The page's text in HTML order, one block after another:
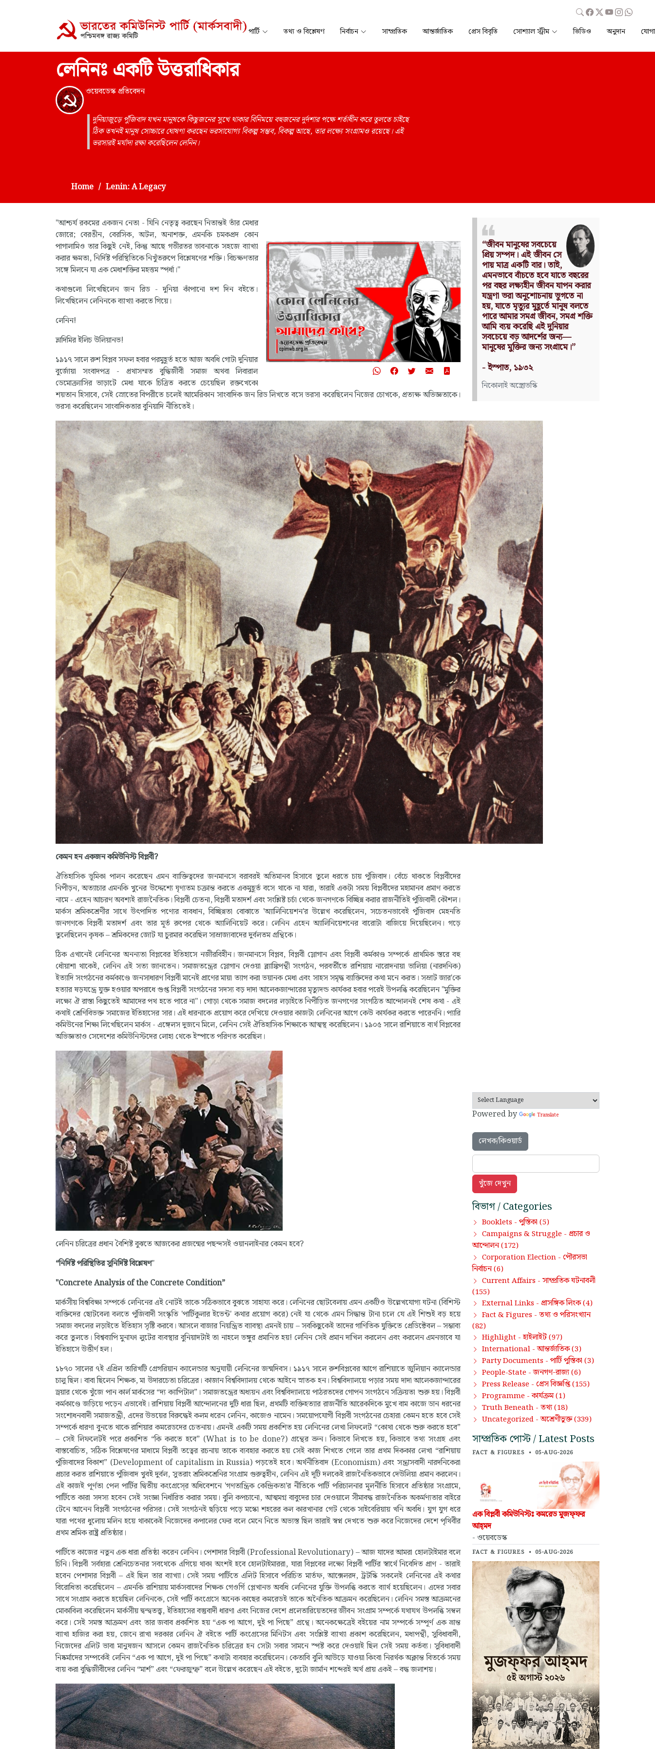
পার্টি তথ্য ও বিশ্লেষণ নির্বাচন সাম্প্রতিক আন্তর্জাতিক প্রেস বিবৃতি সোশ্যাল স্ট্রীম ভিডিও অনুদান
লেনিনঃ একটি উত্তরাধিকার
ওয়েবডেস্ক প্রতিবেদন
দুনিয়াজুড়ে পুঁজিবাদ যখন মানুষকে কিছুজনের সুখে থাকার বিনিময়ে বহুজনের দুর্দশার পক্ষে শর্তাধীন করে তুলতে চাইছে
ঠিক তখনই মানুষ সোচ্চারে ঘোষণা করছেন ভরসাযোগ্য বিকল্প সম্ভব, বিকল্প আছে, তার লক্ষ্যে সংগ্রামও রয়েছে। এই
ভরসারই মর্যাদা রক্ষা করেছিলেন লেনিন।
Home Lenin: A Legacy
"আশ্চর্য রকমের একজন নেতা - যিনি নেতৃত্ব করছেন নিতান্তই তাঁর মেধার
জোরে; বেরঙীন, বেরসিক, অটল, অনাশক্ত, এমনকি চমকপ্রদ কোন
পাগালামিও তার কিছুই নেই, কিন্তু আছে গভীরতর ভাবনাকে সহজে ব্যাখ্যা
করার ক্ষমতা, নির্দিষ্ট পরিস্থিতিকে নিখুঁতরুপে বিশ্লেষণের শক্তি। বিচক্ষণতার
সঙ্গে মিলনে যা এক মেধাশক্তির মহত্তম স্পর্ধা।"
কথাগুলো লিখেছিলেন জন রিড - দুনিয়া কাঁপানো দশ দিন বইতে।
লিখেছিলেন লেনিনকে ব্যাখ্যা করতে গিয়ে।
লেনিন!
ভ্লাদিমির ইলিচ উলিয়ানভ!
১৯১৭ সালে রুশ বিপ্লব সফল হবার পরমুহূর্ত হতে আজ অবধি গোটা দুনিয়ার
বুর্জোয়া সংবাদপত্র - প্রথাসম্মত বুদ্ধিজীবী সমাজ অথবা লিবারাল
ডেমোক্র্যাসির ভাড়াটে মেধা যাকে চিত্রিত করতে চেয়েছিল রক্তখেকো
শয়তান হিসাবে, সেই স্রোতের বিপরীতে চলেই আমেরিকান সাংবাদিক জন রিড লিখতে বসে ভরসা করেছিলেন নিজের চোখকে, প্রত্যক্ষ অভিজ্ঞতাকে।
ভরসা করেছিলেন সাংবাদিকতার বুনিয়াদি নীতিতেই।
কেমন হন একজন কমিউনিস্ট বিপ্লবী?
ঐতিহাসিক ভূমিকা পালন করেছেন এমন ব্যাক্তিত্বদের জনমানসে বরাবরই অতিমানব হিসাবে তুলে ধরতে চায় পুঁজিবাদ। বেঁচে থাকতে বিপ্লবীদের
নিপীড়ন, অত্যাচার এমনকি খুনের উদ্দেশ্যে ঘৃণ্যতম চক্রান্ত করতে একমুহূর্ত বসে থাকে না যারা, তারাই একটা সময় বিপ্লবীদের মহামানব প্রমাণ করতে
নামে - এহেন আচরণ অবশ্যই রাজনৈতিক। বিপ্লবী চেতনা, বিপ্লবী মতাদর্শ এবং সংশ্লিষ্ট চর্চা থেকে জনগণকে বিচ্ছিন্ন করার রাজনীতিই পুঁজিবাদী কৌশল।
মার্কস শ্রমিকশ্রেণীর সাথে উৎপাদিত পণ্যের ব্যবধান, বিচ্ছিন্নতা বোঝাতে 'অ্যালিনিয়েশন'র উল্লেখ করেছিলেন, সচেতনভাবেই পুঁজিবাদ মেহনতি
জনগণকে বিপ্লবী মতাদর্শ এবং তার মূর্ত রুপের থেকে অ্যালিনিয়েট করে। লেনিন এহেন অ্যালিনিয়েশনের বারোটা বাজিয়ে দিয়েছিলেন। গড়ে
তুলেছিলেন কৃষক – শ্রমিকদের জোট যা চুরমার করেছিল সাম্রাজ্যবাদের দুর্বলতম গ্রন্থিকে।
ঠিক এখানেই লেনিনের অনন্যতা বিপ্লবের ইতিহাসে নজীরবিহীন। জনমানসে বিপ্লব, বিপ্লবী স্লোগান এবং বিপ্লবী কর্মকাণ্ড সম্পর্কে প্রাথমিক স্তরে বহু
ধোঁয়াশা থাকেই, লেনিন এই সত্য জানতেন। সমাজতন্ত্রের স্লোগান দেওয়া ব্ল্যাঙ্কিপন্থী সংগঠন, পরবর্তীতে রাশিয়ায় নারোদনায়া ভালিয়া (নারদনিক)
ইত্যাদি সংগঠনের কর্মকাণ্ডে জনসাধারণ বিপ্লবী মানেই প্রাণের মায়া ত্যাগ করা ভয়ানক মেধা এবং সাহস সমৃদ্ধ ব্যাক্তিদের কথা মনে করত। সম্রাট জার'কে
হত্যার ষড়যন্ত্রে যুক্ত হওয়ার অপরাধে গুপ্ত বিপ্লবী সংগঠনের সদস্য বড় দাদা আলেকজান্দারের মৃত্যুদন্ড কার্যকর হবার পরেই উপলব্ধি করেছিলেন "মুক্তির
লক্ষ্যে ঐ রাস্তা কিছুতেই আমাদের পথ হতে পারে না"। গোড়া থেকে সমাজ বদলের লড়াইতে নিপীড়িত জনগণের সংগঠিত আন্দোলনই শেষ কথা - এই
কথাই শ্রেণিবিভক্ত সমাজের ইতিহাসের সার। এই ধারনাকে প্রয়োগ করে দেখিয়ে দেওয়ার কাজটা লেনিনের আগে কেউ কার্যকর করতে পারেননি। প্যারি
কমিউনের শিক্ষা লিখেছিলেন মার্কস - এঙ্গেলস দুজনে মিলে, লেনিন সেই ঐতিহাসিক শিক্ষাকে আত্মস্থ করেছিলেন। ১৯০৫ সালে রাশিয়াতে ব্যর্থ বিপ্লবের
অভিজ্ঞতাও সেদেশের কমিউনিস্টদের লোহা থেকে ইস্পাতে পরিণত করেছিল।
লেনিন চরিত্রের প্রধান বৈশিষ্ট বুঝতে আজকের প্রজন্মের পছন্দসই ওয়ানলাইনার কেমন হবে?
“নির্দিষ্ট পরিস্থিতির সুনির্দিষ্ট বিশ্লেষণ"
"Concrete Analysis of the Concrete Condition”
মার্কসীয় বিশ্ববিক্ষা সম্পর্কে লেনিনের এই নোটই তাকে সঠিকভাবে বুঝতে সাহায্য করে। লেনিনের ছোটবেলায় এমন একটিও উল্লেখযোগ্য ঘটনা (বিশিস্ট
ব্যক্তিদের ছোটবেলা বলতে পুঁজিবাদী সংস্কৃতি 'পার্টিকুলার ইভেন্ট' কথার প্রয়োগ করে) নেই যা থেকে এমন সিদ্ধান্ত টানা চলে যে এই শিশুই বড় হয়ে
সমাজ বদলের লড়াইতে ইতিহাস সৃষ্টি করবে। আসলে বাজার নিয়ন্ত্রিত ব্যাবস্থা এমনই চায় – সবকিছুকেই তাদের গাণিতিক যুক্তিতে প্রেডিক্টেবল – সম্ভাব্য
করে তুলতে। বিশ্বব্যাপি মুনাফা লুটের ব্যবস্থার বুনিয়াদটাই তা নাহলে ভঙ্গুর প্রমানিত হয়! লেনিন সেই প্রমান দাখিল করলেন এবং করলেন এমনভাবে যা
ইতিহাসে উত্তীর্ণ হল।
১৮৭০ সালের ৭ই এপ্রিল তারিখটি গ্রেগরিয়ান ক্যালেন্ডার অনুযায়ী লেনিনের জন্মদিবস। ১৯১৭ সালে রুশবিপ্লবের আগে রাশিয়াতে জুলিয়ান ক্যালেন্ডার
চালু ছিল। বাবা ছিলেন শিক্ষক, মা উদারচেতা চরিত্রের। কাজান বিশ্ববিদ্যালয় থেকে আইনে স্নাতক হন। বিশ্ববিদ্যালয়ে পড়ার সময় দাদা আলেকজান্দারের
ড্রয়ার থেকে খুঁজে পান কার্ল মার্কসের “দ্য ক্যাপিটাল”। সমাজতন্ত্রের অধ্যয়ন এবং বিশ্ববিদ্যালয়ে পাঠরতদের গোপন সংগঠনে সক্রিয়তা শুরু হয়। বিপ্লবী
কর্মকাণ্ডে জড়িয়ে পড়েন এভাবেই। রাশিয়ায় বিপ্লবী আন্দোলনের দুটি ধারা ছিল, প্রথমটি ব্যক্তিহত্যার রাজনীতি আরেকদিকে মুখে বাম কাজে ডান ধরনের
সংশোধনবাদী সমাজতন্ত্রী, এদের উভয়ের বিরুদ্ধেই কলম ধরেন লেনিন, কাজেও নামেন। সময়োপযোগী বিপ্লবী সংগঠনের চেহারা কেমন হতে হবে সেই
সম্পর্কে ধারণা বুনতে থাকে রাশিয়ার কমরেডদের চেতনায়। এমনই একটি সময় প্রকাশিত হয় লেনিনের লেখা লিফলেট “কোথা থেকে শুরু করতে হবে”
– সেই লিফলেটই পরে প্রকাশিত “কি করতে হবে” (What is to be done?) গ্রন্থের ভ্রুন। কিভাবে লিখতে হয়, কিভাবে তথ্য সংগ্রহ এবং
বাস্তবোচিত, সঠিক বিশ্লেষণের মাধ্যমে বিপ্লবী তত্বের রচনায় তাকে ব্যবহার করতে হয় সেই কাজ শিখতে গেলে তার প্রথম দিককার লেখা “রাশিয়ায়
পুঁজিবাদের বিকাশ” (Development of capitalism in Russia) পড়তেই হবে। অর্থনীতিবাদ (Economism) এবং সন্ত্রাসবাদী নারদনিকেরা
প্রচার করত রাশিয়াতে পুঁজিবাদ খুবই দুর্বল, সুতরাং শ্রমিকশ্রেনির সংগ্রাম গুরুত্বহীন, লেনিন এই দূটি দলকেই রাজনৈতিকভাবে দেউলিয়া প্রমান করলেন।
এই কাজই পূর্ণতা পেল পার্টির দ্বিতীয় কংগ্রেসে্র অধিবেশনে 'গণতান্ত্রিক কেন্দ্রিকতা'র নীতিকে পার্টি পরিচালনার মূলনীতি হিসাবে প্রতিষ্ঠার সংগ্রামে,
পার্টিতে কারা সদস্য হবেন সেই সংজ্ঞা নির্ধারিত করার সময়। বুলি কপচানো, আত্মমগ্ন বাবুদের চার দেওয়ালে সীমাবদ্ধ রাজনৈতিক অকর্মণ্যতার বাইরে
টেনে আনেন বিপ্লবী সংগঠনের পরিসর। সেই সংগঠনই ছড়িয়ে পড়ে মস্কো শহরের কল কারখানার গেট থেকে সাইবেরিয়ায় খনি অবধি। যুগ যুগ ধরে
যারা পথের ধুলোয় মলিন হয়ে থাকাকেই নিজেদের কপালের ফের বলে মেনে নিতে অভ্যস্ত ছিল তারাই স্বপ্ন দেখতে শুরু করে নিজেদের দেশে পৃথিবীর
প্রথম শ্রমিক রাষ্ট্র প্রতিষ্ঠার।
পার্টিতে কাজের নতুন এক ধারা প্রতিষ্ঠা করেন লেনিন। পেশাদার বিপ্লবী (Professional Revolutionary) – আজ যাদের আমরা হোলটাইমার বলে
চিনি। বিপ্লবী সর্বহারা শ্রেনিচেতনার সবথেকে এগিয়ে থাকা অংশই হবে হোলটাইমাররা, যারা বিপ্লবের লক্ষ্যে বিপ্লবী পার্টির স্বার্থে নিবেদিত প্রাণ - তারাই
হবেন পেশাদার বিপ্লবী – এই ছিল তার ব্যাখ্যা। সেই সময় পার্টিতে এলিট হিসাবে পরিচিত মার্তফ, আক্সেলরদ, ট্রটস্কি সকলেই লেনিনের এই কথার
বিরোধিতা করেছিলেন – এমনকি রাশিয়ায় মার্কসবাদের শিক্ষক গেওর্গি প্লেখানভ অবধি লেনিনের যুক্তি উপলব্ধি করতে ব্যার্থ হয়েছিলেন। এদের সবার
সাথে সংগ্রাম করতে হয়েছিল লেনিনকে, সেই পার্টি কংগ্রেসে অনেক কাছের কমরেডই তাকে অনৈতিক আক্রমন করেছিলেন। লেনিন সমস্ত আক্রমনের
মোকাবিলা করেছিলেন মার্কসীয় দ্বন্দ্বতত্ত্ব, ইতিহাসের বস্তুবাদী ধারণা এবং নিজের দেশে প্রলেতারিয়েতদের জীবন সংগ্রাম সম্পর্কে যথাযথ উপলব্ধি সম্বল
করে। সেই সমস্ত আক্রমণ এবং তার জবাব প্রকাশিত হয় “এক পা আগে, দুই পা পিছে” গ্রন্থে। অনেকক্ষেত্রেই বইয়ের নাম সম্পর্কে সম্পূর্ণ এক ভ্রান্ত
ব্যাখা হাজির করা হয়, জেনে রাখা দরকার লেনিন ঐ বইতে পার্টি কংগ্রেসের মিনিটস এবং সংশ্লিষ্ট ব্যাখ্যা প্রকাশ করেছিলেন, মধ্যপন্থী, সুবিধাবাদী,
নিজেদের এলিট ভাবা মানুষজন আসলে কেমন রাজনৈতিক চরিত্রের হন সেটা সবার সামনে স্পষ্ট করে দেওয়াই ছিল সেই সময় কর্তব্য। সুবিধাবাদী
নিষ্কর্মাদের সম্পর্কেই লেনিন “এক পা আগে, দুই পা পিছে” কথাটা ব্যবহার করেছিলেন। কেতাবি বুলি আউড়ে যাওয়া কিংবা নিরর্থক অক্লান্ত বিতর্কে সময়
ব্যয় করা বুদ্ধিজীবীদের লেনিন “মার্শ” এবং “ফেরজুম্ফ” বলে উল্লেখ করেছেন এই বইতে, দুটো জার্মান শব্দেরই অর্থ প্রায় একই – বদ্ধ জলাশয়।
Nothing can have value
without being an object of
utility.
Source: Das Kapital
(Volume I, Chapter 1)
কার্ল মার্কস
Powered by Translate
লেখক/কিওয়ার্ড
বিভাগ / Categories
Booklets - পুস্তিকা (5)
Campaigns & Struggle - প্রচার ও
আন্দোলন(172)
Corporation Election - পৌরসভা
নির্বাচন(6)
Current Affairs - সাম্প্রতিক ঘটনাবলী
(155)
External Links - প্রাসঙ্গিক লিংক(4)
Fact & Figures - তথ্য ও পরিসংখ্যান
(82)
Highlight -হাইলাইট(97)
International -আন্তর্জাতিক(3)
Party Documents - পার্টি পুস্তিকা (3)
People-State -জনগণ-রাজ্য(6)
Press Release - প্রেস বিজ্ঞপ্তি(155)
Programme -কার্যক্রম(1)
Truth Beneath - তথ্য(18)
Uncategorized -অশ্রেণীভুক্ত(339)
সাম্প্রতিক পোস্ট / Latest Posts
FACT & FIGURES • 05-AUG-2026
এক বিপ্লবী কমিউনিস্টঃ কমরেড মুজফ্‌ফর
আহ্‌মদ
- ওয়েবডেস্ক
FACT & FIGURES • 05-AUG-2026